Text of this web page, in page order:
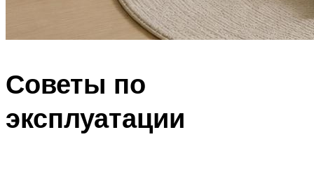
Советы по
эксплуатации